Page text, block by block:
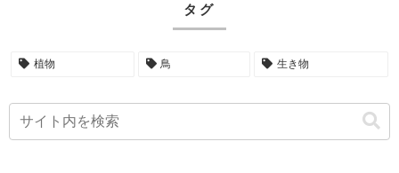
タグ
植物 鳥 生き物